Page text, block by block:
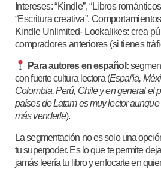
Intereses: “Kindle”, “Libros
“Escritura creativa”.
Kindle Unlimited- Lookalikes: crea
compradores anteriores (si tienes
Para autores en español:
con fuerte cultura lectora (España,
Colombia, Perú, Chile y en general el
países de Latam es muy lector
más venderle).
La segmentación no es solo una
tu superpoder. Es lo que te permite
jamás leería tu libro y enfocarte en